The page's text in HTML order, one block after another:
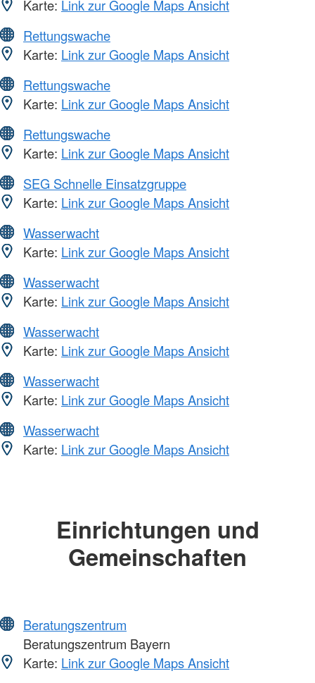
Karte: Link zur Google Maps Ansicht
Rettungswache
Karte: Link zur Google Maps Ansicht
Rettungswache
Karte: Link zur Google Maps Ansicht
Rettungswache
Karte: Link zur Google Maps Ansicht
SEG Schnelle Einsatzgruppe
Karte: Link zur Google Maps Ansicht
Wasserwacht
Karte: Link zur Google Maps Ansicht
Wasserwacht
Karte: Link zur Google Maps Ansicht
Wasserwacht
Karte: Link zur Google Maps Ansicht
Wasserwacht
Karte: Link zur Google Maps Ansicht
Wasserwacht
Karte: Link zur Google Maps Ansicht
Einrichtungen und
Gemeinschaften
Beratungszentrum
Beratungszentrum Bayern
Karte: Link zur Google Maps Ansicht